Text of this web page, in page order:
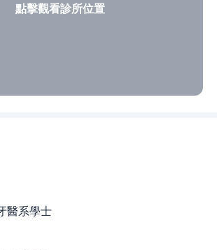
點擊觀看診所位置
醫系學士